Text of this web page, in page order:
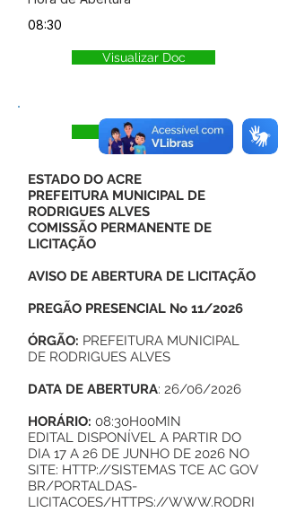
08:30
Visualizar Doc
Visualizar
ESTADO DO ACRE
PREFEITURA MUNICIPAL DE
RODRIGUES ALVES
COMISSÃO PERMANENTE DE
LICITAÇÃO
AVISO DE ABERTURA DE LICITAÇÃO
PREGÃO PRESENCIAL No 11/2026
ÓRGÃO: PREFEITURA MUNICIPAL
DE RODRIGUES ALVES
DATA DE ABERTURA: 26/06/2026
HORÁRIO: 08:30H00MIN
EDITAL DISPONÍVEL A PARTIR DO
DIA 17 A 26 DE JUNHO DE 2026 NO
SITE: HTTP://SISTEMAS TCE AC GOV
BR/PORTALDAS-
LICITACOES/HTTPS://WWW.RODRI